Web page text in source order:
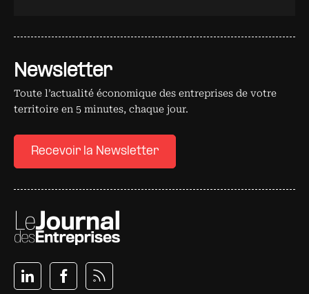
Newsletter
Toute l’actualité économique des entreprises de votre
territoire en 5 minutes, chaque jour.
Recevoir la Newsletter